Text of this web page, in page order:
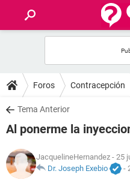
FOROS
SALUD
FAMILIA
NUTRICIÓN
Foros Contracepción
Tema Anterior
Al ponerme la
JacquelineHernandez - 25
Dr. Joseph Exebio
-